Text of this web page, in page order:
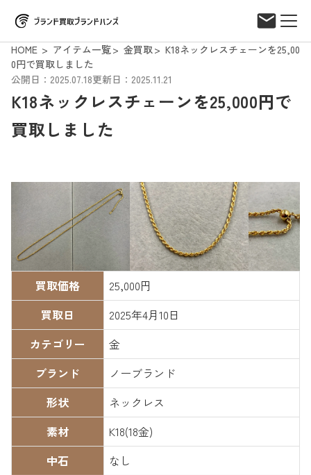
HOME アイテム一覧 金買取
K18ネックレスチェーンを25,00
0円で買取しました
公開日：2025.07.18更新日：2025.11.21
K18ネックレスチェーンを25,000円で
買取しました
買取価格
25,000円
買取日
2025年4月10日
カテゴリー
金
ブランド
ノーブランド
形状
ネックレス
素材
K18(18金)
中石
なし